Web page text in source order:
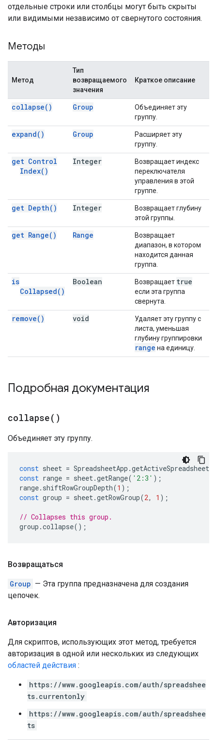
отдельные строки или столбцы могут быть скрыты
или видимыми независимо от свернутого состояния.
Методы
Метод
Тип
возвращаемого
значения
Краткое описание
collapse( ) Group
Объединяет эту
группу.
expand( ) Group
Расширяет эту
группу.
get Control
Index( )
Integer
Возвращает индекс
переключателя
управления в этой
группе.
get Depth( ) Integer
Возвращает глубину
этой группы.
get Range( ) Range
Возвращает
диапазон, в котором
находится данная
группа.
is
Collapsed( )
Boolean Возвращает true
если эта группа
свернута.
remove( ) void
Удаляет эту группу с
листа, уменьшая
глубину группировки
range на единицу.
Подробная документация
collapse( )
Объединяет эту группу.
const sheet = SpreadsheetApp .getActiveSpreadsheet
const range = sheet.getRange( '2:3' );
range. shiftRowGroupDepth(1 );
const group = sheet.getRowGroup(2, 1 );
// Collapses this group.
group .collapse();
Возвращаться
Group — Эта группа предназначена для создания
цепочек.
Авторизация
Для скриптов, использующих этот метод, требуется
авторизация в одной или нескольких из следующих
областей действия :
https://www.googleapis.com/auth/spreadshee
ts.currentonly
https://www.googleapis.com/auth/spreadshee
ts